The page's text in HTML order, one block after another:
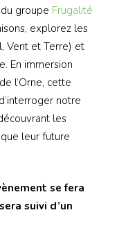
groupe Frugalité
explorez les
Vent et Terre) et
En immersion
l’Orne, cette
notre
les
leur future
se fera
suivi d’un